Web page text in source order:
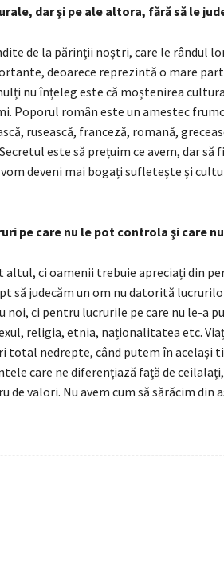
dar şi pe ale altora, fără să le
de la părinții noștri, care le rândul
deoarece reprezintă o mare
nu înțeleg este că moștenirea
Poporul român este un amestec
rusească, franceză, romană,
este să prețuim ce avem, dar să
deveni mai bogați sufletește și
pe care nu le pot controla şi care
altul, ci oamenii trebuie apreciați din
să judecăm un om nu datorită
noi, ci pentru lucrurile pe care nu le-a
religia, etnia, naționalitatea etc.
total nedrepte, când putem în același
care ne diferențiază față de
de valori. Nu avem cum să sărăcim din